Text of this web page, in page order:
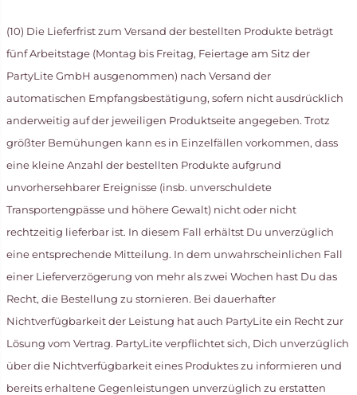
(10) Die Lieferfrist zum Versand der bestellten Produkte beträgt
fünf Arbeitstage (Montag bis Freitag, Feiertage am Sitz der
PartyLite GmbH ausgenommen) nach Versand der
automatischen Empfangsbestätigung, sofern nicht ausdrücklich
anderweitig auf der jeweiligen Produktseite angegeben. Trotz
größter Bemühungen kann es in Einzelfällen vorkommen, dass
eine kleine Anzahl der bestellten Produkte aufgrund
unvorhersehbarer Ereignisse (insb. unverschuldete
Transportengpässe und höhere Gewalt) nicht oder nicht
rechtzeitig lieferbar ist. In diesem Fall erhältst Du unverzüglich
eine entsprechende Mitteilung. In dem unwahrscheinlichen Fall
einer Lieferverzögerung von mehr als zwei Wochen hast Du das
Recht, die Bestellung zu stornieren. Bei dauerhafter
Nichtverfügbarkeit der Leistung hat auch PartyLite ein Recht zur
Lösung vom Vertrag. PartyLite verpflichtet sich, Dich unverzüglich
über die Nichtverfügbarkeit eines Produktes zu informieren und
bereits erhaltene Gegenleistungen unverzüglich zu erstatten